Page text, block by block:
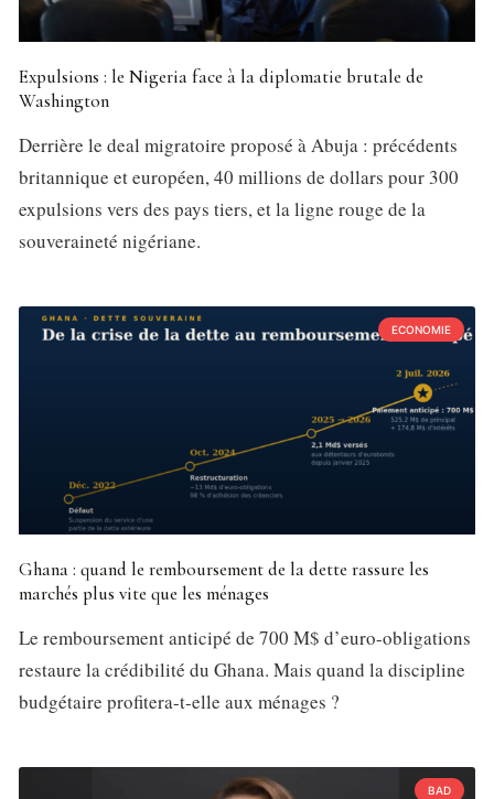
Expulsions : le Nigeria face à la diplomatie brutale de
Washington
Derrière le deal migratoire proposé à Abuja : précédents
britannique et européen, 40 millions de dollars pour 300
expulsions vers des pays tiers, et la ligne rouge de la
souveraineté nigériane.
ECONOMIE
Ghana : quand le remboursement de la dette rassure les
marchés plus vite que les ménages
Le remboursement anticipé de 700 M$ d’euro-obligations
restaure la crédibilité du Ghana. Mais quand la discipline
budgétaire profitera-t-elle aux ménages ?
BAD